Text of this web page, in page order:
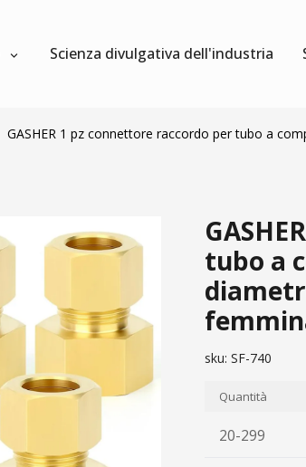
Scienza divulgativa dell'industria
GASHER 1 pz connettore raccordo per tubo a
tubo a
sku: SF-740
Quantità
20-299